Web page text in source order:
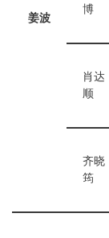
姜波
博
肖达
顺
齐晓
筠